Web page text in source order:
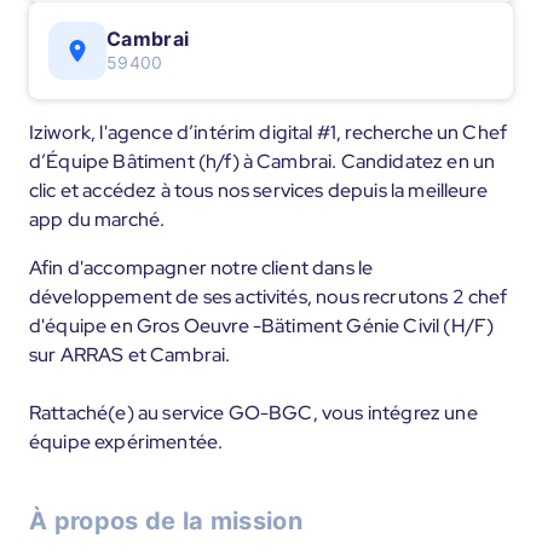
Cambrai
59400
Iziwork, l'agence d’intérim digital #1, recherche un Chef
d’Équipe Bâtiment (h/f) à Cambrai. Candidatez en un
clic et accédez à tous nos services depuis la meilleure
app du marché.
Afin d'accompagner notre client dans le
développement de ses activités, nous recrutons 2 chef
d'équipe en Gros Oeuvre -Bätiment Génie Civil (H/F)
sur ARRAS et Cambrai.
Rattaché(e) au service GO-BGC, vous intégrez une
équipe expérimentée.
À propos de la mission